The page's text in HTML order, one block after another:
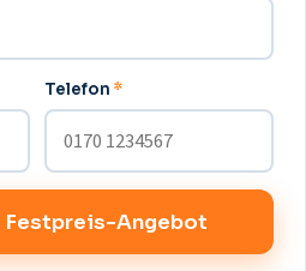
Telefon *
Festpreis-Angebot